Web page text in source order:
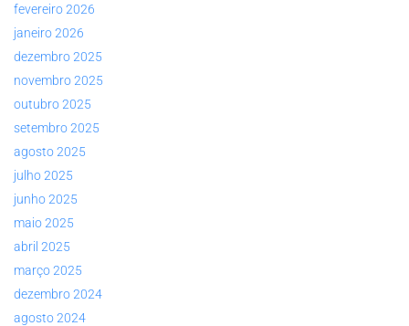
fevereiro 2026
janeiro 2026
dezembro 2025
novembro 2025
outubro 2025
setembro 2025
agosto 2025
julho 2025
junho 2025
maio 2025
abril 2025
março 2025
dezembro 2024
agosto 2024